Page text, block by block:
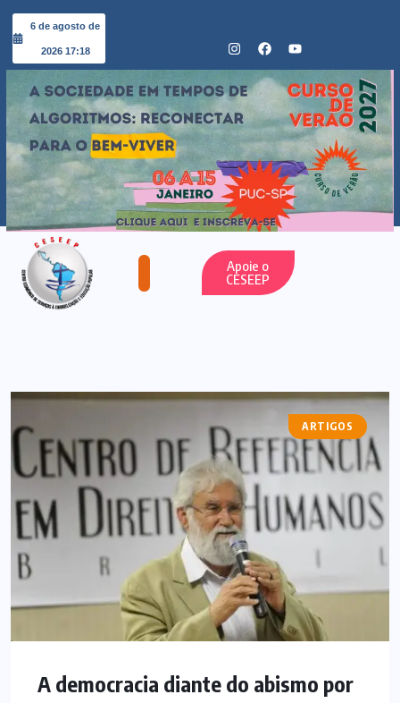
6 de agosto de
2026 17:18
Apoie o
CESEEP
ARTIGOS
A democracia diante do abismo por